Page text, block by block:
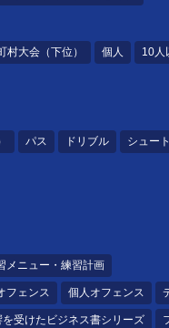
村大会（下位） 個人 10人
パス ドリブル シュート
メニュー・練習計画
フェンス 個人オフェンス
受けたビジネス書シリーズ